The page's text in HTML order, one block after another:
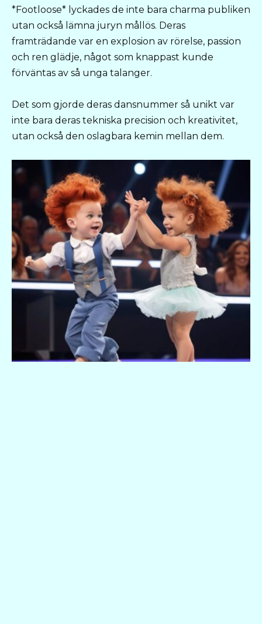
*Footloose* lyckades de inte bara charma publiken
utan också lämna juryn mållös. Deras
framträdande var en explosion av rörelse, passion
och ren glädje, något som knappast kunde
förväntas av så unga talanger.
Det som gjorde deras dansnummer så unikt var
inte bara deras tekniska precision och kreativitet,
utan också den oslagbara kemin mellan dem.